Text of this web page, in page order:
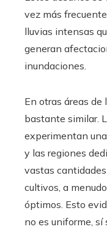
vez más
lluvias intensas
generan
inundaciones.
En otras áreas de
bastante similar.
experimentan
y las regiones
vastas
cultivos, a
óptimos. Esto
no es uniforme, sí